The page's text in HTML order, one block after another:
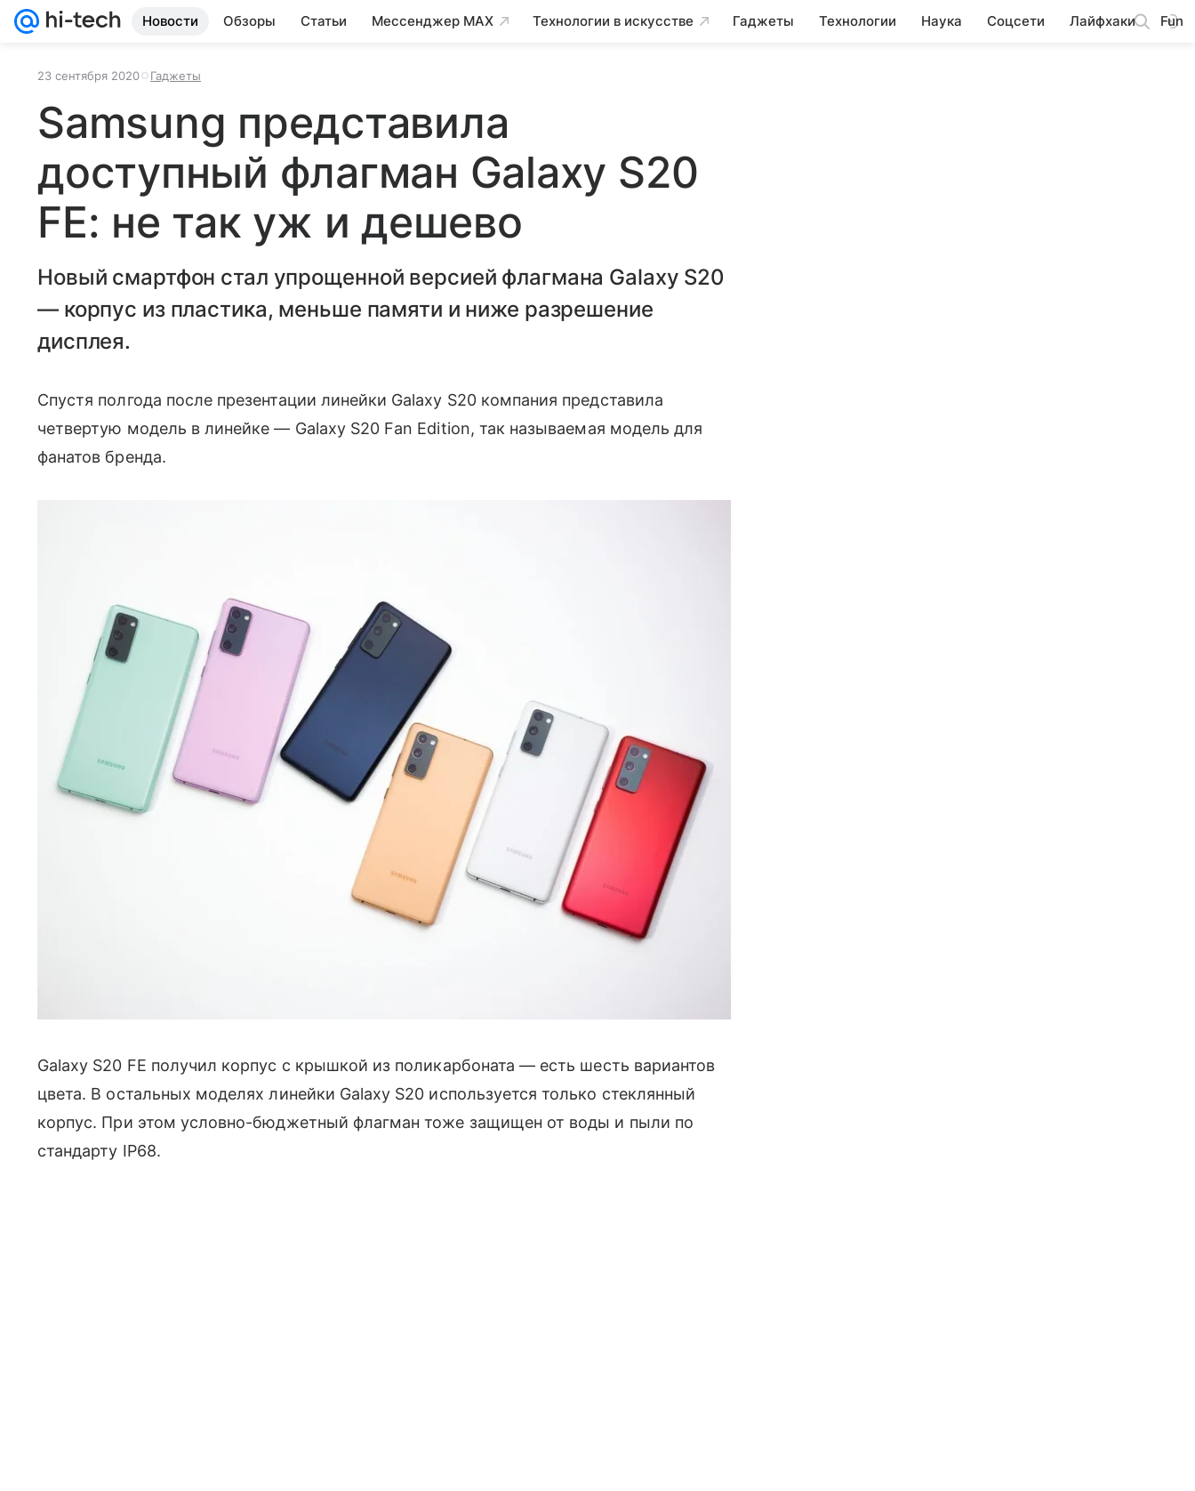
Новости Обзоры Статьи Мессенджер MAX Технологии в искусстве Гаджеты Технологии Наука Соцсети Лайфхаки Fun
23 сентября 2020 Гаджеты
Samsung представила
доступный флагман Galaxy S20
FE: не так уж и дешево
Новый смартфон стал упрощенной версией флагмана Galaxy S20
— корпус из пластика, меньше памяти и ниже разрешение
дисплея.
Спустя полгода после презентации линейки Galaxy S20 компания представила
четвертую модель в линейке — Galaxy S20 Fan Edition, так называемая модель для
фанатов бренда.
Galaxy S20 FE получил корпус с крышкой из поликарбоната — есть шесть вариантов
цвета. В остальных моделях линейки Galaxy S20 используется только стеклянный
корпус. При этом условно-бюджетный флагман тоже защищен от воды и пыли по
стандарту IP68.